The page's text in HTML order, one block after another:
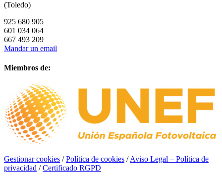
(Toledo)
925 680 905
601 034 064
667 493 209
Mandar un email
Miembros de:
Gestionar cookies /Política de cookies /Aviso Legal – Política de
privacidad /Certificado RGPD